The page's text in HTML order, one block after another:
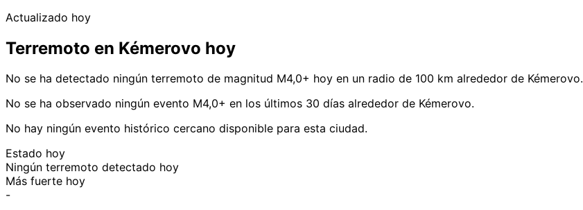
Actualizado hoy
Terremoto en Kémerovo hoy
No se ha detectado ningún terremoto de magnitud M4,0+ hoy en un radio de 100 km alrededor de Kémerovo.
No se ha observado ningún evento M4,0+ en los últimos 30 días alrededor de Kémerovo.
No hay ningún evento histórico cercano disponible para esta ciudad.
Estado hoy
Ningún terremoto detectado hoy
Más fuerte hoy
-